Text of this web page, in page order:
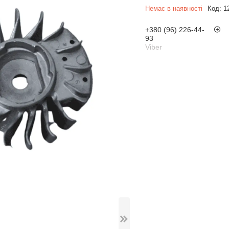
Немає в наявності Код:
+380 (96) 226-44-
93
Viber